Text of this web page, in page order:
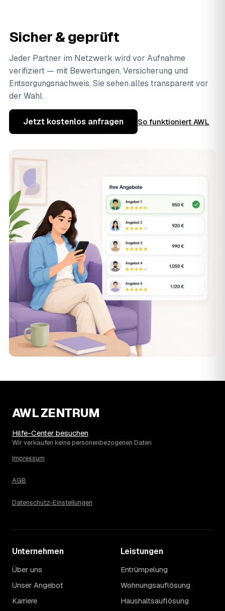
Sicher & geprüft
Jeder Partner im Netzwerk wird vor Aufnahme
verifiziert — mit Bewertungen, Versicherung und
Entsorgungsnachweis. Sie sehen alles transparent vor
der Wahl.
Jetzt kostenlos anfragen So funktioniert AWL
AWL ZENTRUM
Hilfe-Center besuchen
Wir verkaufen keine personenbezogenen Daten
Impressum
AGB
Datenschutz-Einstellungen
Unternehmen
Über uns
Unser Angebot
Karriere
Leistungen
Entrümpelung
Wohnungsauflösung
Haushaltsauflösung